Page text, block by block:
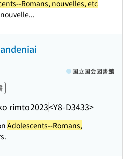
Romans, nouvelles, etc
rimto2023<Y8-D3433>
国立国会図書館
Adolescents--Romans,